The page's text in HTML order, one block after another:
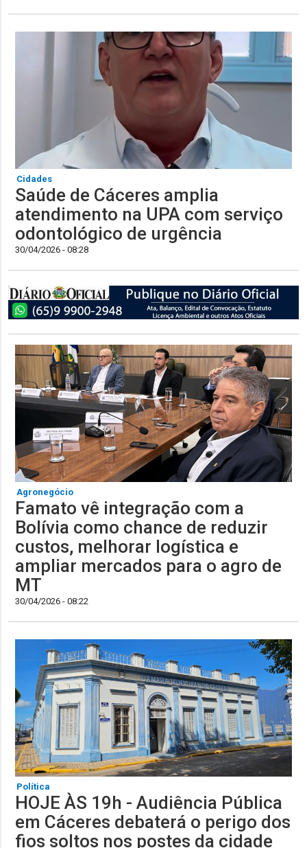
Cidades
Saúde de Cáceres amplia
atendimento na UPA com serviço
odontológico de urgência
30/04/2026 - 08:28
Agronegócio
Famato vê integração com a
Bolívia como chance de reduzir
custos, melhorar logística e
ampliar mercados para o agro de
MT
30/04/2026 - 08:22
Política
HOJE ÀS 19h - Audiência Pública
em Cáceres debaterá o perigo dos
fios soltos nos postes da cidade